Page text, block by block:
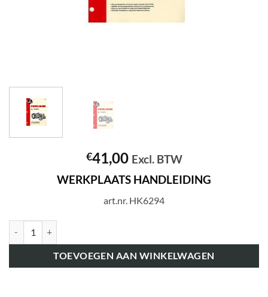
€41,00 Excl. BTW
WERKPLAATS HANDLEIDING
art.nr. HK6294
TOEVOEGEN AAN WINKELWAGEN